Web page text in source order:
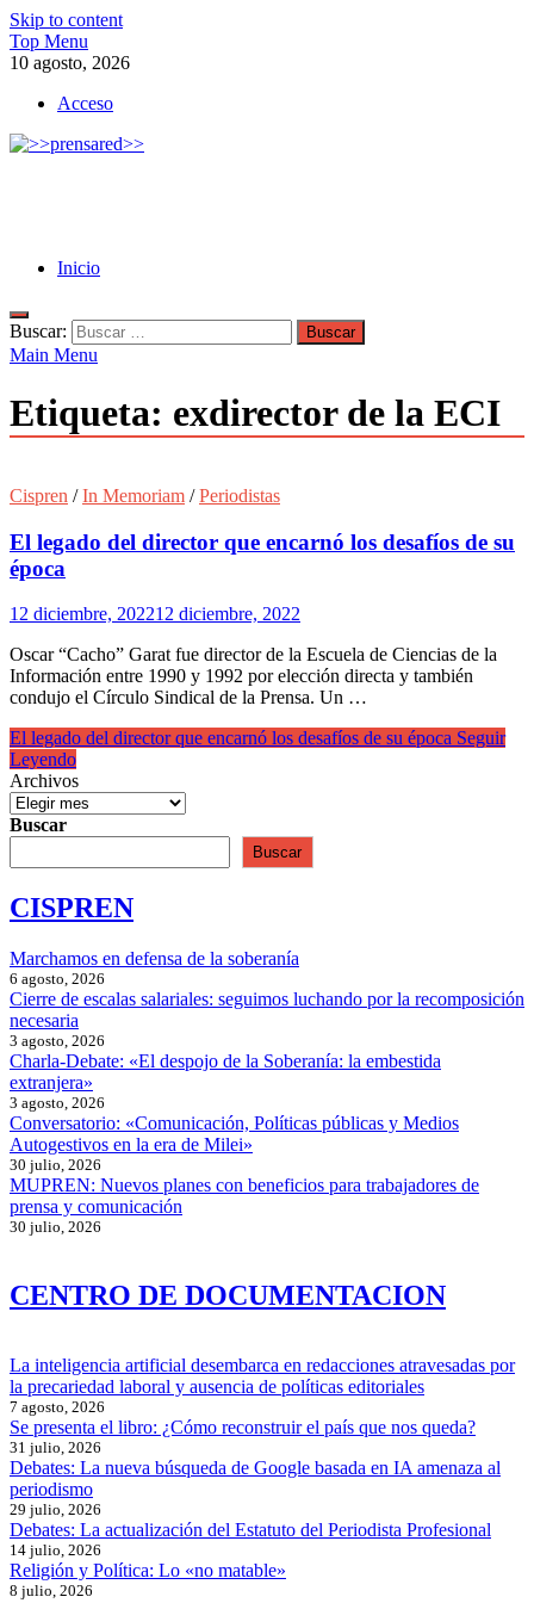
Skip to content
Top Menu
10 agosto, 2026
Acceso
Inicio
Buscar:
Main Menu
Etiqueta: exdirector de la ECI
Cispren /In Memoriam /Periodistas
El legado del director que encarnó los desafíos de su
época
12 diciembre, 202212 diciembre, 2022
Oscar “Cacho” Garat fue director de la Escuela de Ciencias de la
Información entre 1990 y 1992 por elección directa y también
condujo el Círculo Sindical de la Prensa. Un …
El legado del director que encarnó los desafíos de su época Seguir
Leyendo
Archivos
Buscar
Buscar
CISPREN
Marchamos en defensa de la soberanía
6 agosto, 2026
Cierre de escalas salariales: seguimos luchando por la recomposición
necesaria
3 agosto, 2026
Charla-Debate: «El despojo de la Soberanía: la embestida
extranjera»
3 agosto, 2026
Conversatorio: «Comunicación, Políticas públicas y Medios
Autogestivos en la era de Milei»
30 julio, 2026
MUPREN: Nuevos planes con beneficios para trabajadores de
prensa y comunicación
30 julio, 2026
CENTRO DE DOCUMENTACION
La inteligencia artificial desembarca en redacciones atravesadas por
la precariedad laboral y ausencia de políticas editoriales
7 agosto, 2026
Se presenta el libro: ¿Cómo reconstruir el país que nos queda?
31 julio, 2026
Debates: La nueva búsqueda de Google basada en IA amenaza al
periodismo
29 julio, 2026
Debates: La actualización del Estatuto del Periodista Profesional
14 julio, 2026
Religión y Política: Lo «no matable»
8 julio, 2026